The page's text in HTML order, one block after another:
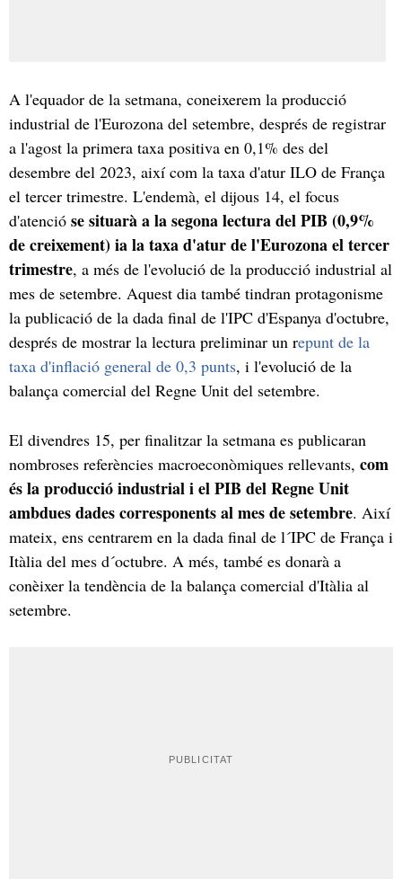
A l'equador de la setmana, coneixerem la producció
industrial de l'Eurozona del setembre, després de registrar
a l'agost la primera taxa positiva en 0,1% des del
desembre del 2023, així com la taxa d'atur ILO de França
el tercer trimestre. L'endemà, el dijous 14, el focus
d'atenció se situarà a la segona lectura del PIB (0,9%
de creixement) ia la taxa d'atur de l'Eurozona el tercer
trimestre, a més de l'evolució de la producció industrial al
mes de setembre. Aquest dia també tindran protagonisme
la publicació de la dada final de l'IPC d'Espanya d'octubre,
després de mostrar la lectura preliminar un repunt de la
taxa d'inflació general de 0,3 punts, i l'evolució de la
balança comercial del Regne Unit del setembre.
El divendres 15, per finalitzar la setmana es publicaran
nombroses referències macroeconòmiques rellevants, com
és la producció industrial i el PIB del Regne Unit
ambdues dades corresponents al mes de setembre. Així
mateix, ens centrarem en la dada final de l´IPC de França i
Itàlia del mes d´octubre. A més, també es donarà a
conèixer la tendència de la balança comercial d'Itàlia al
setembre.